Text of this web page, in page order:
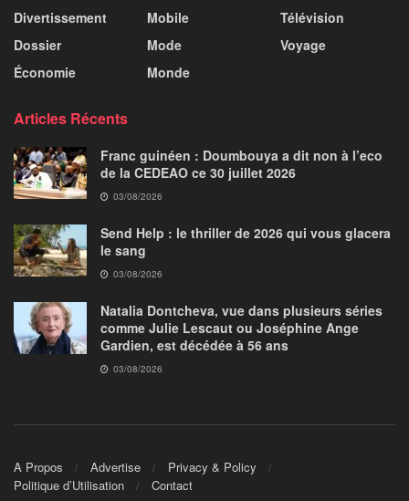
Divertissement
Dossier
Économie
Mobile
Mode
Monde
Télévision
Voyage
Articles Récents
Franc guinéen : Doumbouya a dit non à l’eco
de la CEDEAO ce 30 juillet 2026
03/08/2026
Send Help : le thriller de 2026 qui vous glacera
le sang
03/08/2026
Natalia Dontcheva, vue dans plusieurs séries
comme Julie Lescaut ou Joséphine Ange
Gardien, est décédée à 56 ans
03/08/2026
A Propos Advertise
Privacy & Policy
Politique d’Utilisation
Contact